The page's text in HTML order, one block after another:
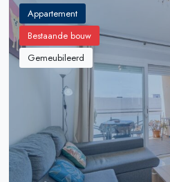
Appartement
Bestaande bouw
Gemeubileerd